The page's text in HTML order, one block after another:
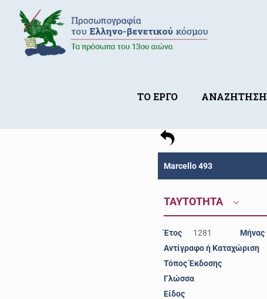
ΤΟ ΕΡΓΟ ΑΝΑΖΗΤΗΣΗ
Marcello 493
ΤΑΥΤΟΤΗΤΑ
Έτος 1281 Μήνας
Αντίγραφο ή Καταχώριση
Τόπος Έκδοσης
Γλώσσα
Είδος